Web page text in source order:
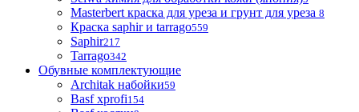
Masterbert краска для уреза и грунт для уреза 8
Краска saphir и tarrago559
Saphir217
Tarrago342
Обувные комплектующие
Architak набойки59
Basf xprofi154